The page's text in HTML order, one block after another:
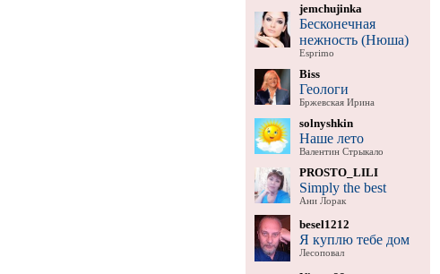
jemchujinka
Бесконечная
нежность (Нюша)
Esprimo
Biss
Геологи
Бржевская Ирина
solnyshkin
Наше лето
Валентин Стрыкало
PROSTO_LILI
Simply the best
Ани Лорак
besel1212
Я куплю тебе дом
Лесоповал